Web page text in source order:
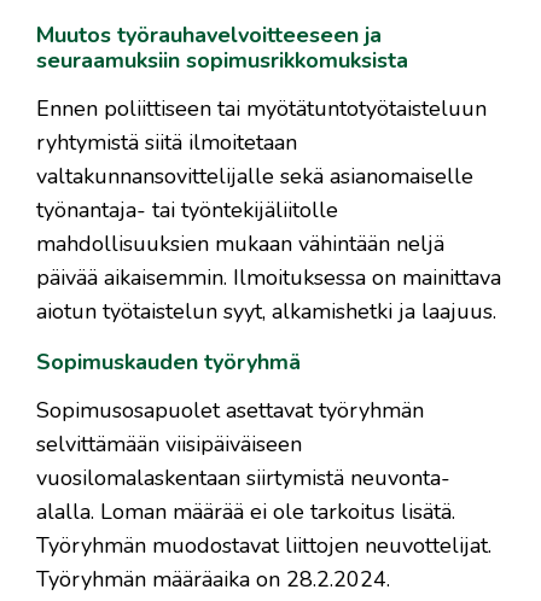
Muutos työrauhavelvoitteeseen ja
seuraamuksiin sopimusrikkomuksista
Ennen poliittiseen tai myötätuntotyötaisteluun
ryhtymistä siitä ilmoitetaan
valtakunnansovittelijalle sekä asianomaiselle
työnantaja- tai työntekijäliitolle
mahdollisuuksien mukaan vähintään neljä
päivää aikaisemmin. Ilmoituksessa on mainittava
aiotun työtaistelun syyt, alkamishetki ja laajuus.
Sopimuskauden työryhmä
Sopimusosapuolet asettavat työryhmän
selvittämään viisipäiväiseen
vuosilomalaskentaan siirtymistä neuvonta-
alalla. Loman määrää ei ole tarkoitus lisätä.
Työryhmän muodostavat liittojen neuvottelijat.
Työryhmän määräaika on 28.2.2024.